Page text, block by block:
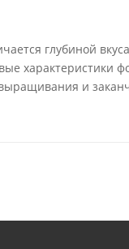
глубиной
характеристики
и